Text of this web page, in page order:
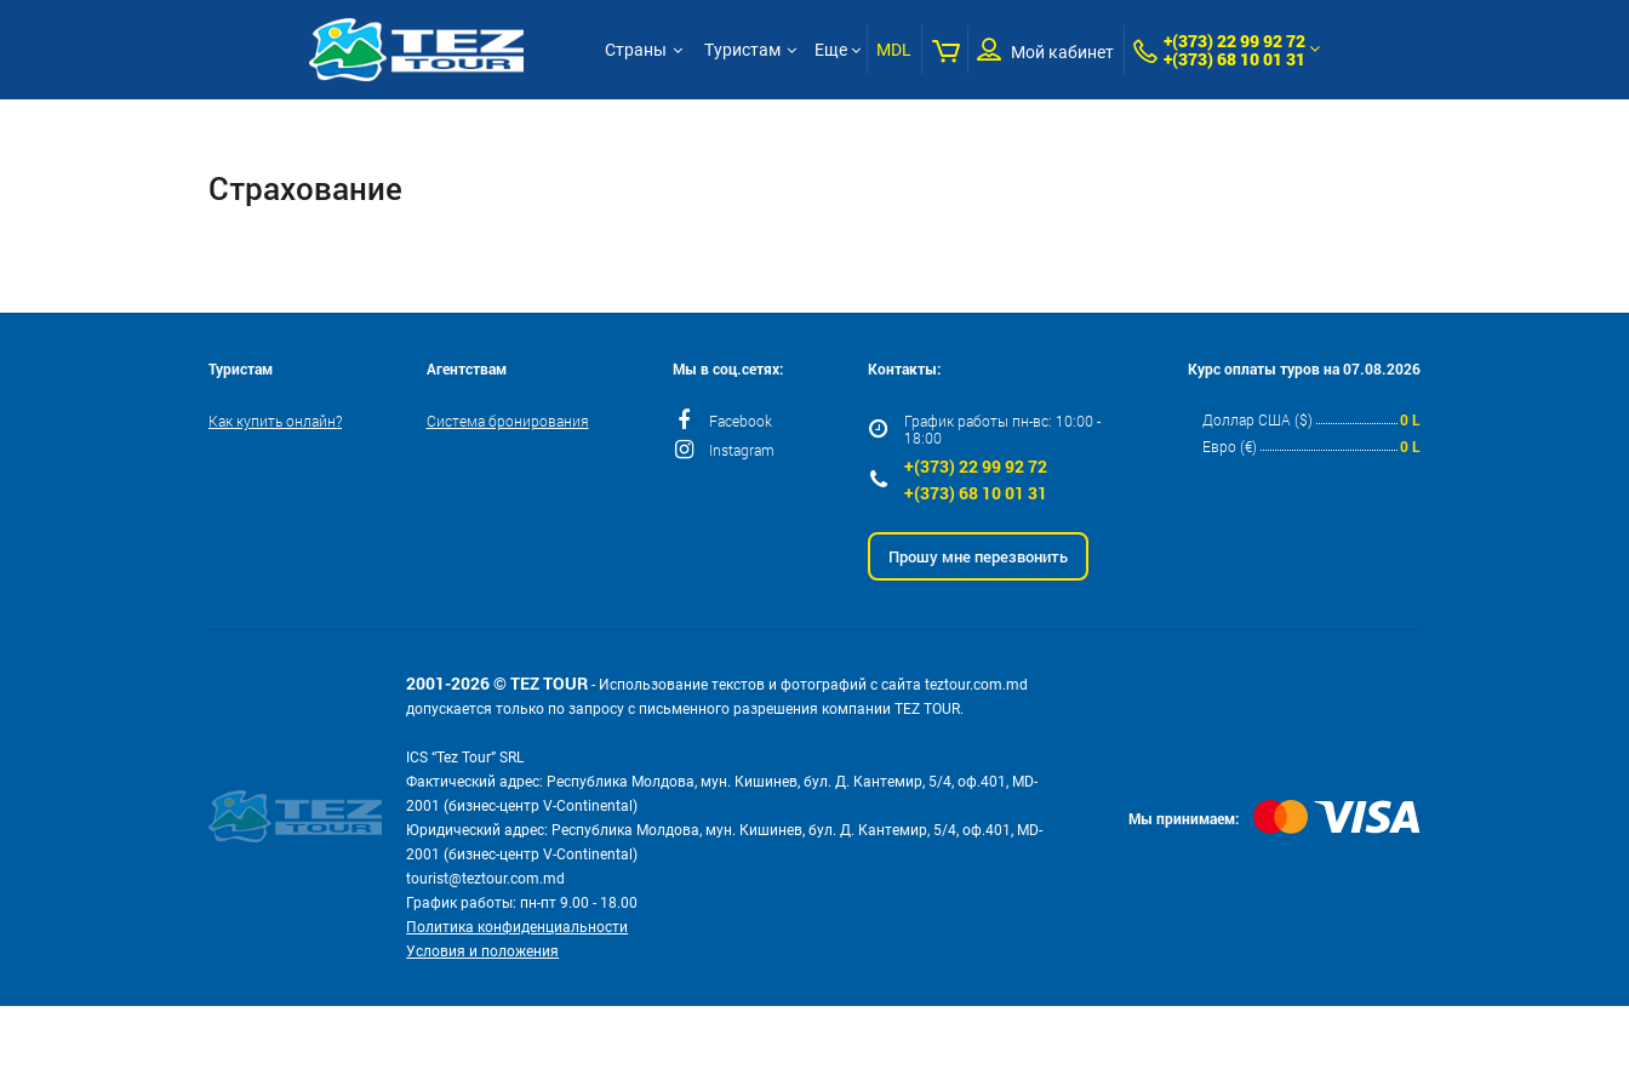
Страны Туристам Еще MDL Мой кабинет +(373) 22 99 92 72
+(373) 68 10 01 31
Страхование
Туристам
Как купить онлайн?
Агентствам
Система бронирования
Мы в соц.сетях:
Facebook
Instagram
Контакты:
График работы пн-вс: 10:00 -
18:00
+(373) 22 99 92 72
+(373) 68 10 01 31
Прошу мне перезвонить
Курс оплаты туров на 07.08.2026
Доллар США ($)
0 L
Евро (€)
0 L
2001-2026 © TEZ TOUR - Использование текстов и фотографий с сайта teztour.com.md
допускается только по запросу с письменного разрешения компании TEZ TOUR.
ICS “Tez Tour” SRL
Фактический адрес: Республика Молдова, мун. Кишинев, бул. Д. Кантемир, 5/4, оф.401, MD-
2001 (бизнес-центр V-Continental)
Юридический адрес: Республика Молдова, мун. Кишинев, бул. Д. Кантемир, 5/4, оф.401, MD-
2001 (бизнес-центр V-Continental)
tourist@teztour.com.md
График работы: пн-пт 9.00 - 18.00
Политика конфиденциальности
Условия и положения
Мы принимаем: